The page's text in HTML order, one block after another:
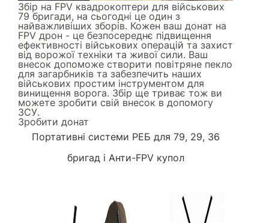
Збір на FPV квадрокоптери для військових
79 бригади, на сьогодні це один з
найважливіших зборів. Кожен ваш донат на
FPV дрон - це безпосереднє підвищення
ефективності військових операцій та захист
від ворожої техніки та живої сили. Ваш
внесок допоможе створити повітряне пекло
для загарбників та забезпечить наших
військових простим інструментом для
винищення ворога. Збір ще триває тож ви
можете зробити свій внесок в допомогу
ЗСУ.
Зробити донат
Портативні системи РЕБ для 79, 29, 36
бригад і Анти-FPV купол